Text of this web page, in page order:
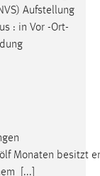
Aufstellung
: in Vor -Ort-
Monaten besitzt
[...]